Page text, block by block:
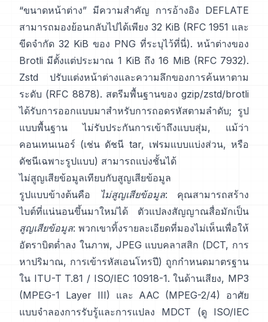
“ขนาดหน้าต่าง” มีความสำคัญ การอ้างอิง DEFLATE
สามารถมองย้อนกลับไปได้เพียง 32 KiB (RFC 1951 และ
ขีดจำกัด 32 KiB ของ PNG ที่ระบุไว้ที่นี่). หน้าต่างของ
Brotli มีตั้งแต่ประมาณ 1 KiB ถึง 16 MiB (RFC 7932).
Zstd ปรับแต่งหน้าต่างและความลึกของการค้นหาตาม
ระดับ (RFC 8878). สตรีมพื้นฐานของ gzip/zstd/brotli
ได้รับการออกแบบมาสำหรับการถอดรหัสตามลำดับ; รูป
แบบพื้นฐาน
ไม่รับประกันการเข้าถึงแบบสุ่ม, แม้ว่า
คอนเทนเนอร์ (เช่น ดัชนี tar, เฟรมแบบแบ่งส่วน, หรือ
ดัชนีเฉพาะรูปแบบ) สามารถแบ่งชั้นได้
ไม่สูญเสียข้อมูลเทียบกับสูญเสียข้อมูล
รูปแบบข้างต้นคือ ไม่สูญเสียข้อมูล: คุณสามารถสร้าง
ไบต์ที่แน่นอนขึ้นมาใหม่ได้ ตัวแปลงสัญญาณสื่อมักเป็น
สูญเสียข้อมูล: พวกเขาทิ้งรายละเอียดที่มองไม่เห็นเพื่อให้
อัตราบิตต่ำลง ในภาพ, JPEG แบบคลาสสิก (DCT, การ
หาปริมาณ, การเข้ารหัสเอนโทรปี) ถูกกำหนดมาตรฐาน
ใน ITU-T T.81 / ISO/IEC 10918-1. ในด้านเสียง, MP3
(MPEG-1 Layer III) และ AAC (MPEG-2/4) อาศัย
แบบจำลองการรับรู้และการแปลง MDCT (ดู ISO/IEC